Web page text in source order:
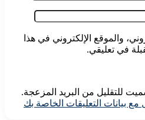
والموقع الإلكتروني في هذا
في تعليقي.
للتقليل من البريد المزعجة.
بيانات التعليقات الخاصة بك